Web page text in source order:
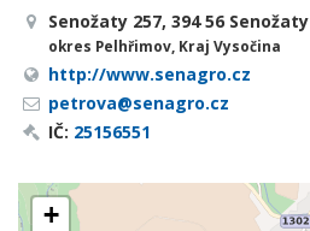
Senožaty 257, 394 56 Senožaty
okres Pelhřimov, Kraj Vysočina
http://www.senagro.cz
petrova@senagro.cz
IČ: 25156551
+